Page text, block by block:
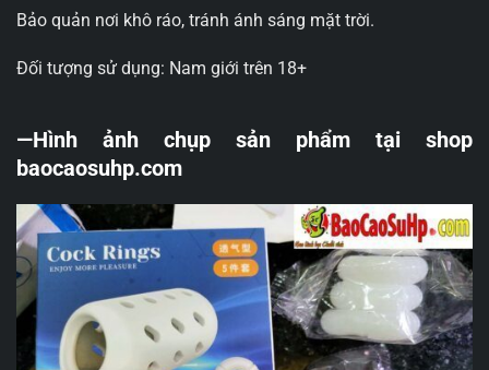
Bảo quản nơi khô ráo, tránh ánh sáng mặt trời.
Đối tượng sử dụng: Nam giới trên 18+
—Hình ảnh chụp sản phẩm tại shop
baocaosuhp.com